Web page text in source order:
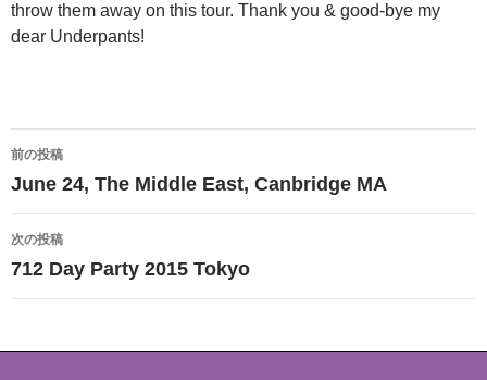
throw them away on this tour. Thank you & good-bye my
dear Underpants!
投
稿
ナ
ビ
ゲ
前の投稿
June 24, The Middle East, Canbridge MA
次の投稿
712 Day Party 2015 Tokyo